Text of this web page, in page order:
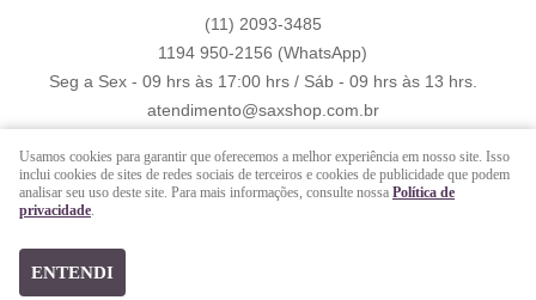
(11) 2093-3485
1194 950-2156 (WhatsApp)
Seg a Sex - 09 hrs às 17:00 hrs / Sáb - 09 hrs às 13 hrs.
atendimento@saxshop.com.br
LOJA VIRTUAL CRIADA POR
Usamos cookies para garantir que oferecemos a melhor experiência em nosso site. Isso
inclui cookies de sites de redes sociais de terceiros e cookies de publicidade que podem
analisar seu uso deste site. Para mais informações, consulte nossa Política de
privacidade.
ENTENDI
https://www.saxshop.com.br/file/exportacao/xml-shopback-.xml